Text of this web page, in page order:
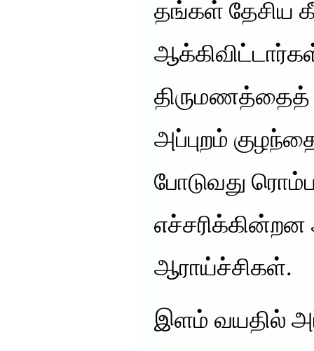
தங்கள் தேசிய
திருமணத்தைத்
அப்புறம்
போடுவது
எச்சரிக்கின்றன
ஆராய்ச்சிகள்.
இளம் வயதில்